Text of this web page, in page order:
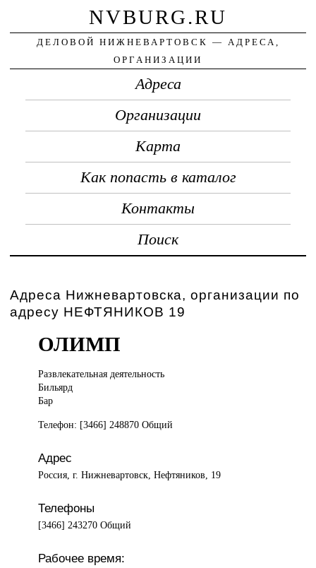
NVBURG.RU
ДЕЛОВОЙ НИЖНЕВАРТОВСК — АДРЕСА,
ОРГАНИЗАЦИИ
Адреса
Организации
Карта
Как попасть в каталог
Контакты
Поиск
Адреса Нижневартовска, организации по
адресу НЕФТЯНИКОВ 19
ОЛИМП
Развлекательная деятельность
Бильярд
Бар
Телефон: [3466] 248870 Общий
Адрес
Россия, г. Нижневартовск, Нефтяников, 19
Телефоны
[3466] 243270 Общий
Рабочее время: